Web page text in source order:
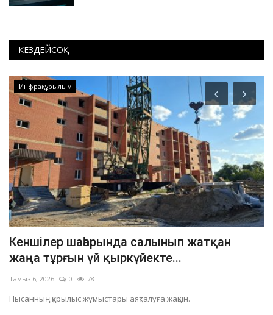
КЕЗДЕЙСОҚ
Инфрақұрылым
Кеншілер шаһарында салынып жатқан
жаңа тұрғын үй қыркүйекте...
Тамыз 6, 2026 0 78
Нысанның құрылыс жұмыстары аяқталуға жақын.